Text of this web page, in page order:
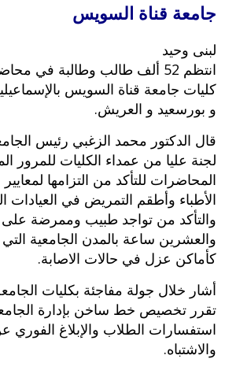
جامعة قناة السويس
لبنى وحيد
انتظم 52 ألف طالب وطالبة في
كليات جامعة قناة السويس
و بورسعيد و العريش.
قال الدكتور محمد الزغبي رئيس
لجنة عليا من عمداء الكليات للمرور
المحاضرات للتأكد من التزامها
الأطباء وأطقم التمريض في العيادات
والتأكد من تواجد طبيب وممرضة على
والعشرين ساعة بالمدن الجامعية التي
كأماكن عزل في حالات الاصابة.
أشار خلال جولة مفاجئة بكليات
تقرر تخصيص خط ساخن بإدارة
استفسارات الطلاب والإبلاغ الفوري
والاشتباه.